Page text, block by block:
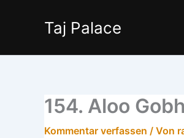
Taj Palace
154. Aloo
Kommentar verfassen / Von